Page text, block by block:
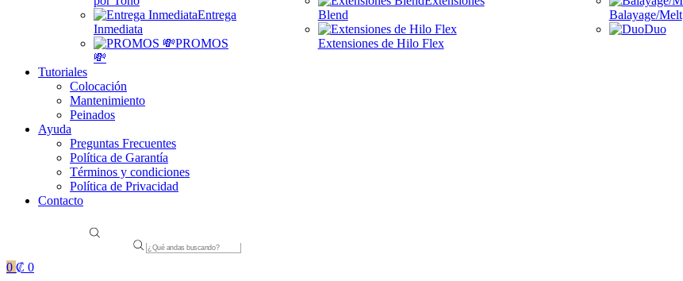
Entrega
Inmediata
PROMOS
💸
Blend
Extensiones de Hilo Flex
Balayage/Melt
Duo
Tutoriales
Colocación
Mantenimiento
Peinados
Ayuda
Preguntas Frecuentes
Política de Garantía
Términos y condiciones
Política de Privacidad
Contacto
Products
search
0 ₡ 0